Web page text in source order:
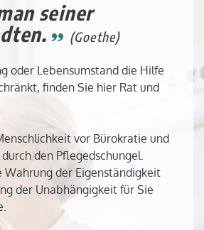
seiner
(Goethe)
oder Lebensumstand die Hilfe
finden Sie hier Rat und
vor Bürokratie und
den Pflegedschungel.
Wahrung der Eigenständigkeit
der Unabhängigkeit für Sie